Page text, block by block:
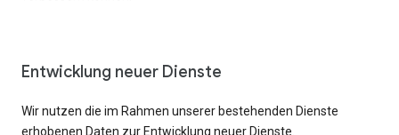
Entwicklung neuer Dienste
Wir nutzen die im Rahmen unserer bestehenden Dienste
erhobenen Daten zur Entwicklung neuer Dienste.